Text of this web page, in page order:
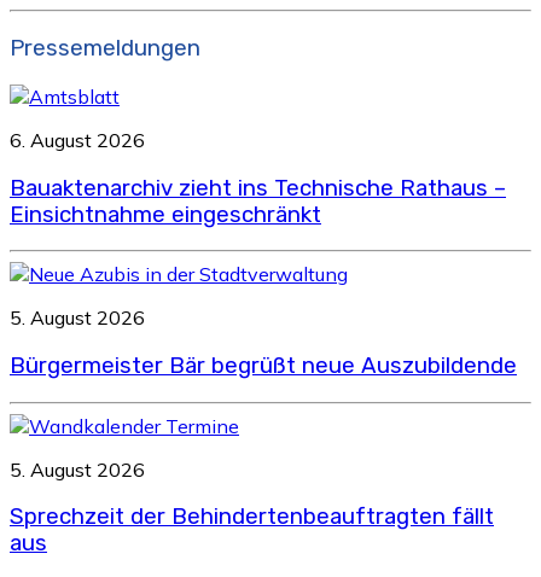
Pressemeldungen
6. August 2026
Bauaktenarchiv zieht ins Technische Rathaus –
Einsichtnahme eingeschränkt
5. August 2026
Bürgermeister Bär begrüßt neue Auszubildende
5. August 2026
Sprechzeit der Behindertenbeauftragten fällt
aus